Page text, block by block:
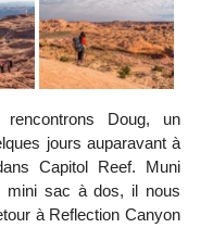
Doug, un
jours auparavant à
Capitol Reef. Muni
mini sac à dos, il nous
à Reflection Canyon